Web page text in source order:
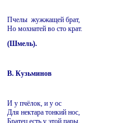
Пчелы жужжащей брат,
Но мохнатей во сто крат.
(Шмель).
В. Кузьминов
И у пчёлок, и у ос
Для нектара тонкий нос,
Братец есть у этой пары,